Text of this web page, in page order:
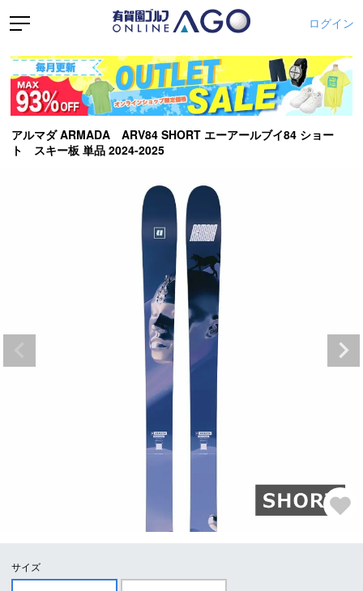
ログイン
アルマダ ARMADA ARV84 SHORT エーアールブイ84 ショー
ト スキー板 単品 2024-2025
サイズ